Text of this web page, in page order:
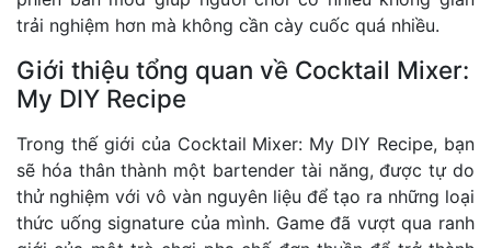
trải nghiệm hơn mà không cần cày cuốc quá nhiều.
Giới thiệu tổng quan về Cocktail Mixer:
My DIY Recipe
Trong thế giới của Cocktail Mixer: My DIY Recipe, bạn
sẽ hóa thân thành một bartender tài năng, được tự do
thử nghiệm với vô vàn nguyên liệu để tạo ra những loại
thức uống signature của mình. Game đã vượt qua ranh